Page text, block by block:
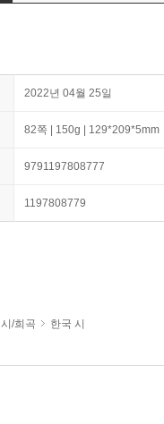
2022년 04월 25일
82쪽 | 150g | 129*209*5mm
9791197808777
1197808779
시/희곡 한국 시